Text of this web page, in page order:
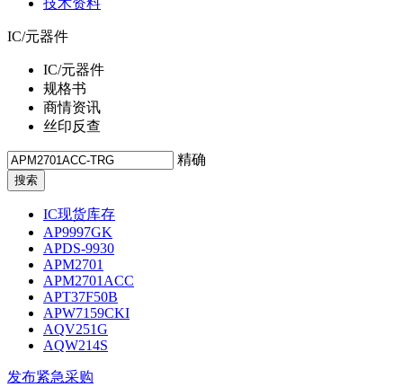
技术资料
IC/元器件
IC/元器件
规格书
商情资讯
丝印反查
精确
IC现货库存
AP9997GK
APDS-9930
APM2701
APM2701ACC
APT37F50B
APW7159CKI
AQV251G
AQW214S
发布紧急采购